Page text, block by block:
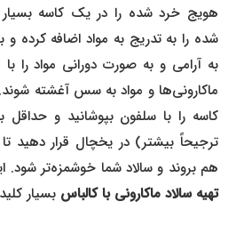
هویج خرد شده را در یک کاسه بسیار
شده را به تدریج به مواد اضافه کرده و
به آرامی و به صورت دورانی مواد را با
ماکارونی‌ها و مواد به سس آغشته
ترجیحاً بیشتر) در یخچال قرار دهید تا
هم بروند و سالاد شما خوشمزه‌تر شود.
تهیه سالاد ماکارونی با کالباسبسیار